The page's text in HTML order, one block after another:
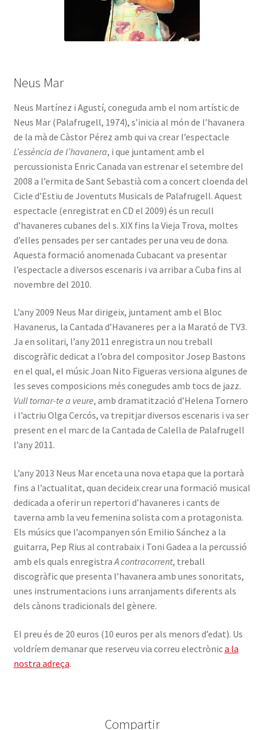
Neus Mar
Neus Martínez i Agustí, coneguda amb el nom artístic de
Neus Mar (Palafrugell, 1974), s’inicia al món de l’havanera
de la mà de Càstor Pérez amb qui va crear l’espectacle
L’essència de l’havanera, i que juntament amb el
percussionista Enric Canada van estrenar el setembre del
2008 a l’ermita de Sant Sebastià com a concert cloenda del
Cicle d’Estiu de Joventuts Musicals de Palafrugell. Aquest
espectacle (enregistrat en CD el 2009) és un recull
d’havaneres cubanes del s. XIX fins la Vieja Trova, moltes
d’elles pensades per ser cantades per una veu de dona.
Aquesta formació anomenada Cubacant va presentar
l’espectacle a diversos escenaris i va arribar a Cuba fins al
novembre del 2010.
L’any 2009 Neus Mar dirigeix, juntament amb el Bloc
Havanerus, la Cantada d’Havaneres per a la Marató de TV3.
Ja en solitari, l’any 2011 enregistra un nou treball
discogràfic dedicat a l’obra del compositor Josep Bastons
en el qual, el músic Joan Nito Figueras versiona algunes de
les seves composicions més conegudes amb tocs de jazz.
Vull tornar-te a veure, amb dramatització d’Helena Tornero
i l’actriu Olga Cercós, va trepitjar diversos escenaris i va ser
present en el marc de la Cantada de Calella de Palafrugell
l’any 2011.
L’any 2013 Neus Mar enceta una nova etapa que la portarà
fins a l’actualitat, quan decideix crear una formació musical
dedicada a oferir un repertori d’havaneres i cants de
taverna amb la veu femenina solista com a protagonista.
Els músics que l’acompanyen són Emilio Sánchez a la
guitarra, Pep Rius al contrabaix i Toni Gadea a la percussió
amb els quals enregistraA contracorrent, treball
discogràfic que presenta l’havanera amb unes sonoritats,
unes instrumentacions i uns arranjaments diferents als
dels cànons tradicionals del gènere.
El preu és de 20 euros (10 euros per als menors d’edat). Us
voldríem demanar que reserveu via correu electrònica la
nostra adreça.
Compartir